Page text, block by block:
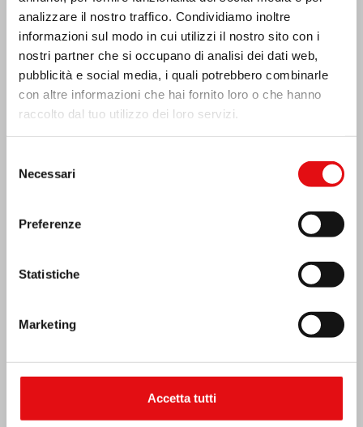
analizzare il nostro traffico. Condividiamo inoltre
informazioni sul modo in cui utilizzi il nostro sito con i
nostri partner che si occupano di analisi dei dati web,
pubblicità e social media, i quali potrebbero combinarle
con altre informazioni che hai fornito loro o che hanno
raccolto dal tuo utilizzo dei loro servizi.
delNecessari
Preferenze
Statistiche
Marketing
Accetta tutti